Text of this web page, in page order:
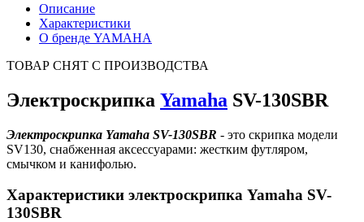
Описание
Характеристики
О бренде YAMAHA
ТОВАР СНЯТ С ПРОИЗВОДСТВА
Электроскрипка Yamaha SV-130SBR
Электроскрипка Yamaha SV-130SBR - это скрипка модели
SV130, снабженная аксессуарами: жестким футляром,
смычком и канифолью.
Характеристики электроскрипка Yamaha SV-
130SBR